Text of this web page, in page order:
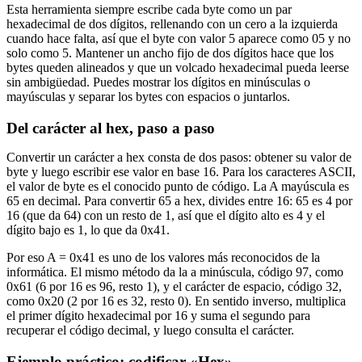
Esta herramienta siempre escribe cada byte como un par
hexadecimal de dos dígitos, rellenando con un cero a la izquierda
cuando hace falta, así que el byte con valor 5 aparece como 05 y no
solo como 5. Mantener un ancho fijo de dos dígitos hace que los
bytes queden alineados y que un volcado hexadecimal pueda leerse
sin ambigüedad. Puedes mostrar los dígitos en minúsculas o
mayúsculas y separar los bytes con espacios o juntarlos.
Del carácter al hex, paso a paso
Convertir un carácter a hex consta de dos pasos: obtener su valor de
byte y luego escribir ese valor en base 16. Para los caracteres ASCII,
el valor de byte es el conocido punto de código. La A mayúscula es
65 en decimal. Para convertir 65 a hex, divides entre 16: 65 es 4 por
16 (que da 64) con un resto de 1, así que el dígito alto es 4 y el
dígito bajo es 1, lo que da 0x41.
Por eso A = 0x41 es uno de los valores más reconocidos de la
informática. El mismo método da la a minúscula, código 97, como
0x61 (6 por 16 es 96, resto 1), y el carácter de espacio, código 32,
como 0x20 (2 por 16 es 32, resto 0). En sentido inverso, multiplica
el primer dígito hexadecimal por 16 y suma el segundo para
recuperar el código decimal, y luego consulta el carácter.